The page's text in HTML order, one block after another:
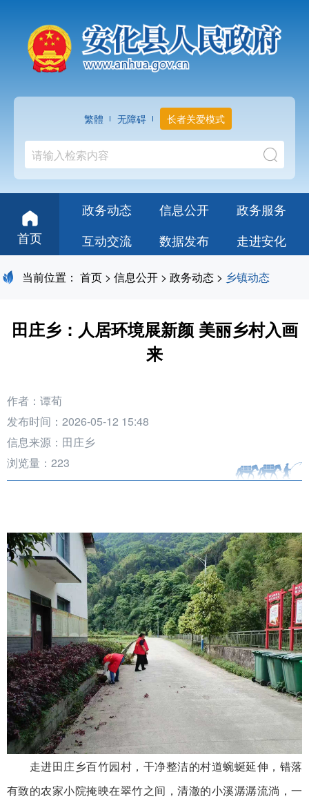
繁體 无障碍 长者关爱模式
首页
政务动态 信息公开
政务服务
互动交流
数据发布 走进安化
当前位置： 首页 > 信息公开 > 政务动态 > 乡镇动态
田庄乡：人居环境展新颜 美丽乡村入画
来
作者：谭荀
发布时间：2026-05-12 15:48
信息来源：田庄乡
浏览量： 223
走进田庄乡百竹园村，干净整洁的村道蜿蜒延伸，错落
有致的农家小院掩映在翠竹之间，清澈的小溪潺潺流淌，一